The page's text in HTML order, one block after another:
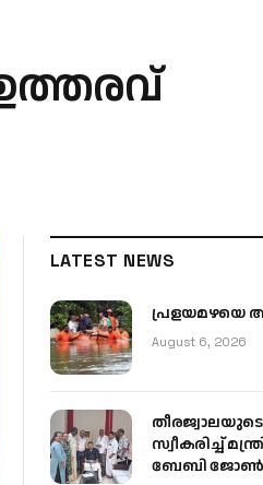
LATEST NEWS
പ്രളയമഴയെ
August 6, 2026
സ്വീകരിച്ച്
ബേബി ജോൺ